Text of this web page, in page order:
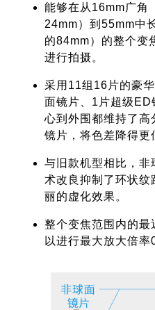
能够在从16mm广角
24mm）到55mm中
的84mm）的整个变
进行拍摄。
采用11组16片的豪
面镜片、1片超级ED
心到外围都维持了高
镜片，将色差降得更
与旧款机型相比，非
术改良抑制了环状纹
丽的虚化效果。
整个变焦范围内的最
以进行最大放大倍率